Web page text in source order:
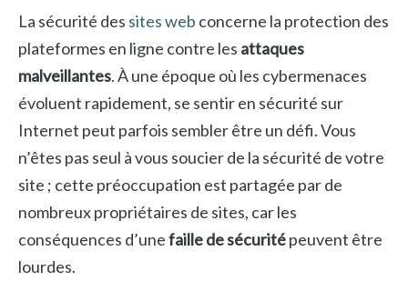
La sécurité des sites web concerne la protection des
plateformes en ligne contre les attaques
malveillantes. À une époque où les cybermenaces
évoluent rapidement, se sentir en sécurité sur
Internet peut parfois sembler être un défi. Vous
n’êtes pas seul à vous soucier de la sécurité de votre
site ; cette préoccupation est partagée par de
nombreux propriétaires de sites, car les
conséquences d’unefaille de sécuritépeuvent être
lourdes.